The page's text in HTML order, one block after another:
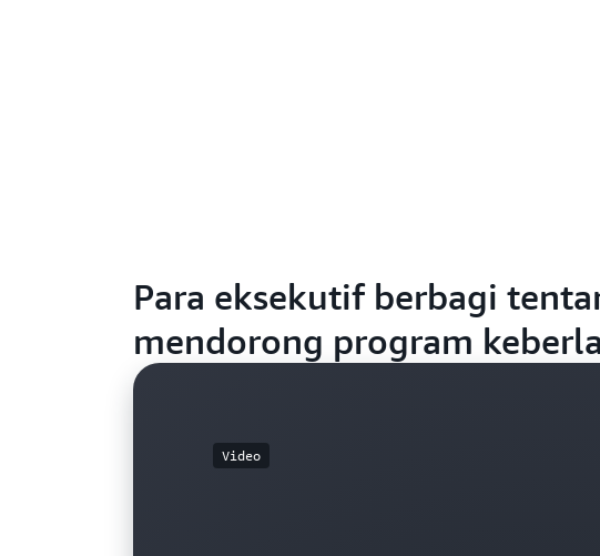
Para eksekutif berbagi
mendorong program
Video